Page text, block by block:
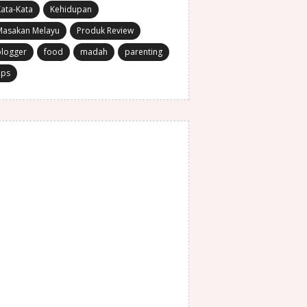
Kata
Kehidupan
Melayu
Produk Review
food madah
parenting